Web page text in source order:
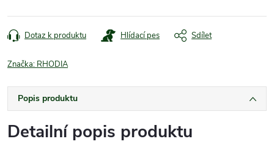
cena:
Dotaz k produktu Hlídací pes Sdílet
Značka: RHODIA
Popis produktu
Detailní popis produktu